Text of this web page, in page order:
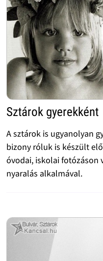
Sztárok gyerekként
A sztárok is ugyanolyan
bizony róluk is készült
óvodai, iskolai fotózáson
nyaralás alkalmával.